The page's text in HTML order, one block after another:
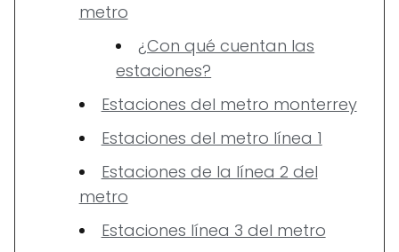
metro
¿Con qué cuentan las
estaciones?
Estaciones del metro monterrey
Estaciones del metro línea 1
Estaciones de la línea 2 del
metro
Estaciones línea 3 del metro